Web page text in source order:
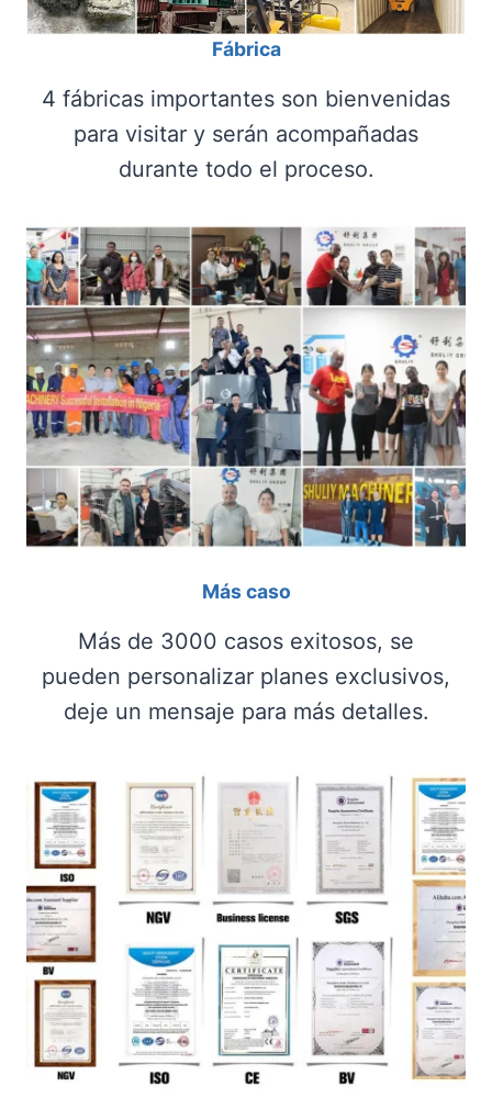
Fábrica
4 fábricas importantes son bienvenidas
para visitar y serán acompañadas
durante todo el proceso.
Más caso
Más de 3000 casos exitosos, se
pueden personalizar planes exclusivos,
deje un mensaje para más detalles.